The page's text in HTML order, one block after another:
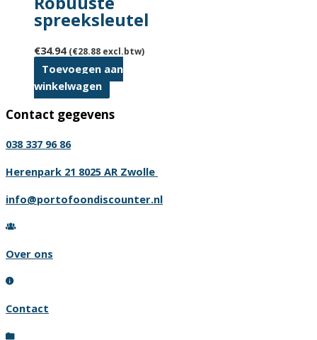
spreeksleutel
€34.94 (€28.88 excl.btw)
Toevoegen aan
winkelwagen
Contact gegevens
038 337 96 86
Herenpark 21 8025 AR Zwolle
info@portofoondiscounter.nl
Over ons
Contact